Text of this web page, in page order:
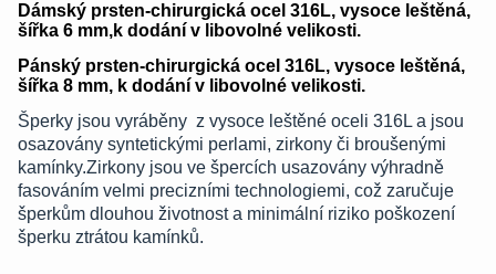
Dámský prsten-chirurgická ocel 316L, vysoce leštěná,
šířka 6 mm,k dodání v libovolné velikosti.
Pánský prsten-chirurgická ocel 316L, vysoce leštěná,
šířka 8 mm, k dodání v libovolné velikosti.
Šperky jsou vyráběny z vysoce leštěné oceli 316L a jsou
osazovány syntetickými perlami, zirkony či broušenými
kamínky.Zirkony jsou ve špercích usazovány výhradně
fasováním velmi precizními technologiemi, což zaručuje
šperkům dlouhou životnost a minimální riziko poškození
šperku ztrátou kamínků.